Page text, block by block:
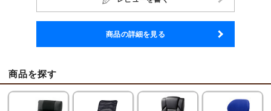
商品の詳細を見る
商品を探す